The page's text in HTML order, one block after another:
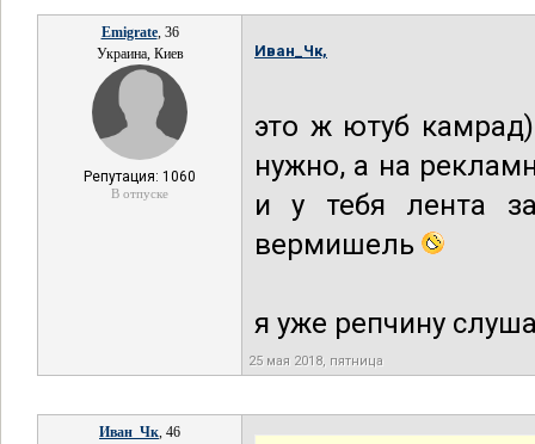
Emigrate, 36
Украина, Киев
Репутация: 1060
В отпуске
Иван_Чк,
это ж ютуб
нужно, а на
и у тебя лента
вермишель
я уже репчину
25 мая 2018, пятница
Иван_Чк, 46